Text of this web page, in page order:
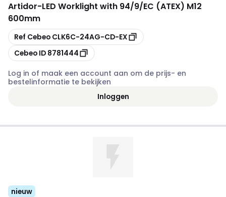
Artidor-LED Worklight with 94/9/EC (ATEX) M12
600mm
Kopiëren
Ref Cebeo CLK6C-24AG-CD-EX
Kopiëren
Cebeo ID 8781444
Log in of maak een account aan om de prijs- en
bestelinformatie te bekijken
Inloggen
nieuw